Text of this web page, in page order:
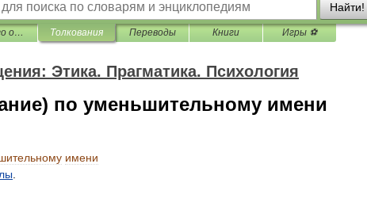
Найти!
Культура речевого общения: Этика. Прагматика. Психология Толкования Переводы Книги Игры ⚽
Этика. Прагматика. Психология
по уменьшительному имени
имени